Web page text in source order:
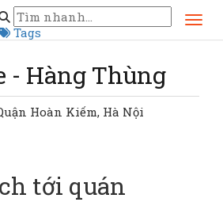
Tags
Hà Nội
Thùng
- Hàng Thùng
Hoàn Kiếm, Hà Nội
tới quán